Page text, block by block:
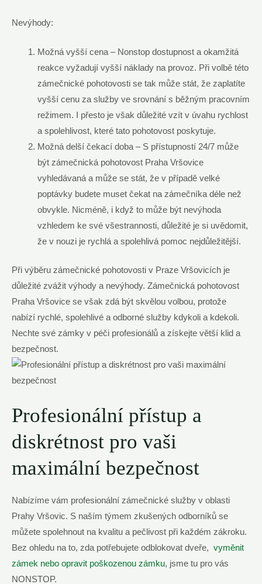
Nevýhody:
Možná vyšší cena – Nonstop dostupnost a okamžitá
reakce⁢ vyžadují vyšší náklady na ⁢provoz. ⁤Při volbě této
zámečnické pohotovosti se‍ tak⁢ může stát, že‍ zaplatíte
vyšší cenu za služby ve srovnání s běžným ⁢pracovním
režimem. I přesto je však ⁤důležité vzít v úvahu ‍rychlost
a spolehlivost, které tato pohotovost poskytuje.
Možná delší čekací doba – S přístupností 24/7 může
být zámečnická pohotovost ‌Praha Vršovice‌
vyhledávaná a může se stát, že v ‍případě velké
poptávky budete muset ⁣čekat ⁤na‍ zámečníka déle než
obvykle.⁣ Nicméně, i když to může ⁢být nevýhoda
vzhledem ke své ​všestrannosti, důležité je si⁢ uvědomit,
že v nouzi je rychlá ⁢a spolehlivá pomoc⁣ nejdůležitější.
Při výběru‍ zámečnické pohotovosti v Praze ​Vršovicích je
‌důležité‌ zvážit výhody a nevýhody. Zámečnická pohotovost ​
Praha Vršovice se ​však zdá ⁣být skvělou volbou, protože
nabízí rychlé, spolehlivé a ‌odborné služby kdykoli a kdekoli.
Nechte ‍své ‌zámky ‍v péči profesionálů a získejte větší ⁢klid a⁢
bezpečnost.
Profesionální přístup ⁣a⁢
diskrétnost pro vaši
maximální‌ bezpečnost
Nabízíme vám profesionální zámečnické služby v⁣ oblasti
Prahy Vršovic. S naším týmem ⁤zkušených odborníků⁣ se
můžete spolehnout na kvalitu a pečlivost při každém zákroku.
⁤Bez‌ ohledu na to, ​zda potřebujete odblokovat​ dveře, ‍ vyměnit
zámek nebo⁣ opravit poškozenou zámku, jsme tu pro vás
NONSTOP.